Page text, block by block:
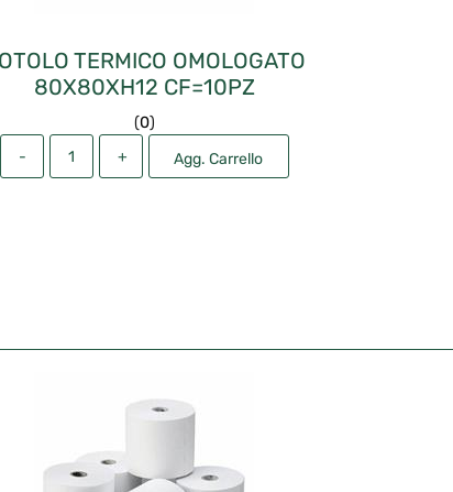
TERMICO OMOLOGATO
80X80XH12 CF=10PZ
(0)
Agg. Carrello